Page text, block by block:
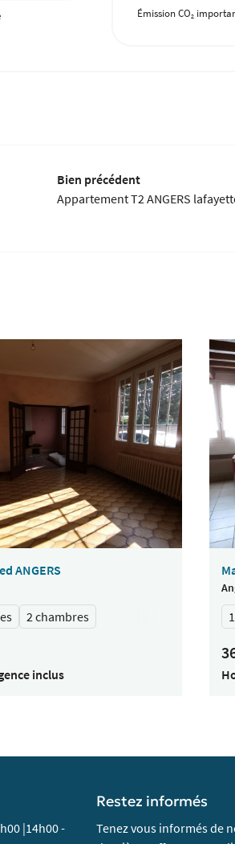
Émission CO2
Bien précédent
Appartement T2 ANGERS
ANGERS
2 chambres
inclus
|14h00 -
Restez informés
Tenez vous informés de